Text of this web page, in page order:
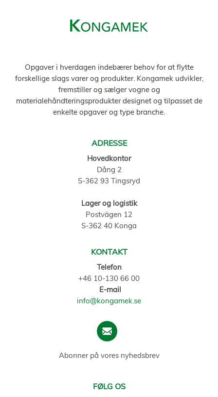
Opgaver i hverdagen indebærer behov for at flytte
forskellige slags varer og produkter. Kongamek udvikler,
fremstiller og sælger vogne og
materialehåndteringsprodukter designet og tilpasset de
enkelte opgaver og type branche.
ADRESSE
Hovedkontor
Dång 2
S-362 93 Tingsryd
Lager og logistik
Postvägen 12
S-362 40 Konga
KONTAKT
Telefon
+46 10-130 66 00
E-mail
info@kongamek.se
Abonner på vores nyhedsbrev
FØLG OS